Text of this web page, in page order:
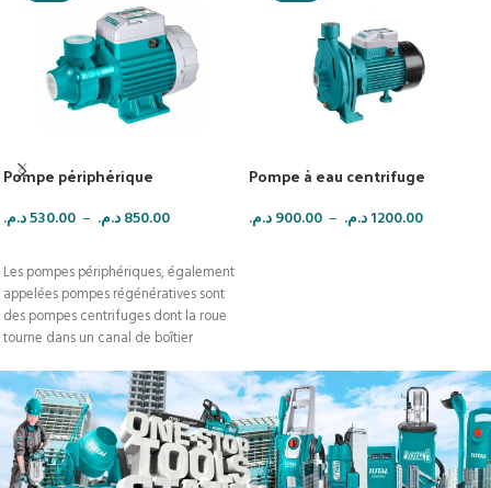
Pompe périphérique
530.00د.م. – 850.00د.م.
Les pompes périphériques, également
appelées pompes régénératives sont
des pompes centrifuges dont la roue
tourne dans un canal de boîtier
Pompe à eau centrifuge
900.00د.م. – 1200.00د.م.